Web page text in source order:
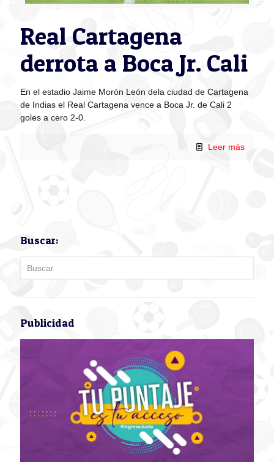
Real Cartagena
derrota a Boca Jr. Cali
En el estadio Jaime Morón León dela ciudad de Cartagena
de Indias el Real Cartagena vence a Boca Jr. de Cali 2
goles a cero 2-0.
Leer más
Buscar:
Publicidad